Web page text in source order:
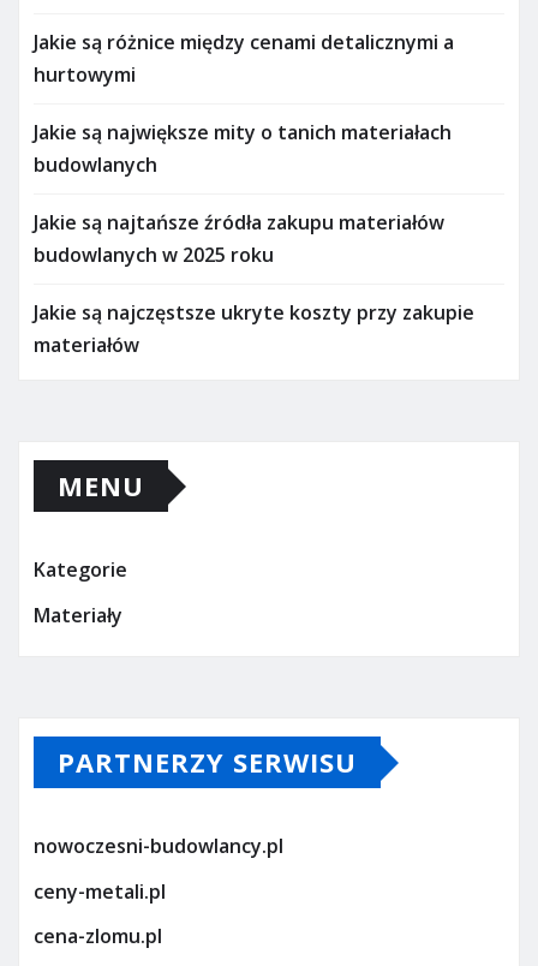
Jakie są różnice między cenami detalicznymi a
hurtowymi
Jakie są największe mity o tanich materiałach
budowlanych
Jakie są najtańsze źródła zakupu materiałów
budowlanych w 2025 roku
Jakie są najczęstsze ukryte koszty przy zakupie
materiałów
MENU
Kategorie
Materiały
PARTNERZY SERWISU
nowoczesni-budowlancy.pl
ceny-metali.pl
cena-zlomu.pl